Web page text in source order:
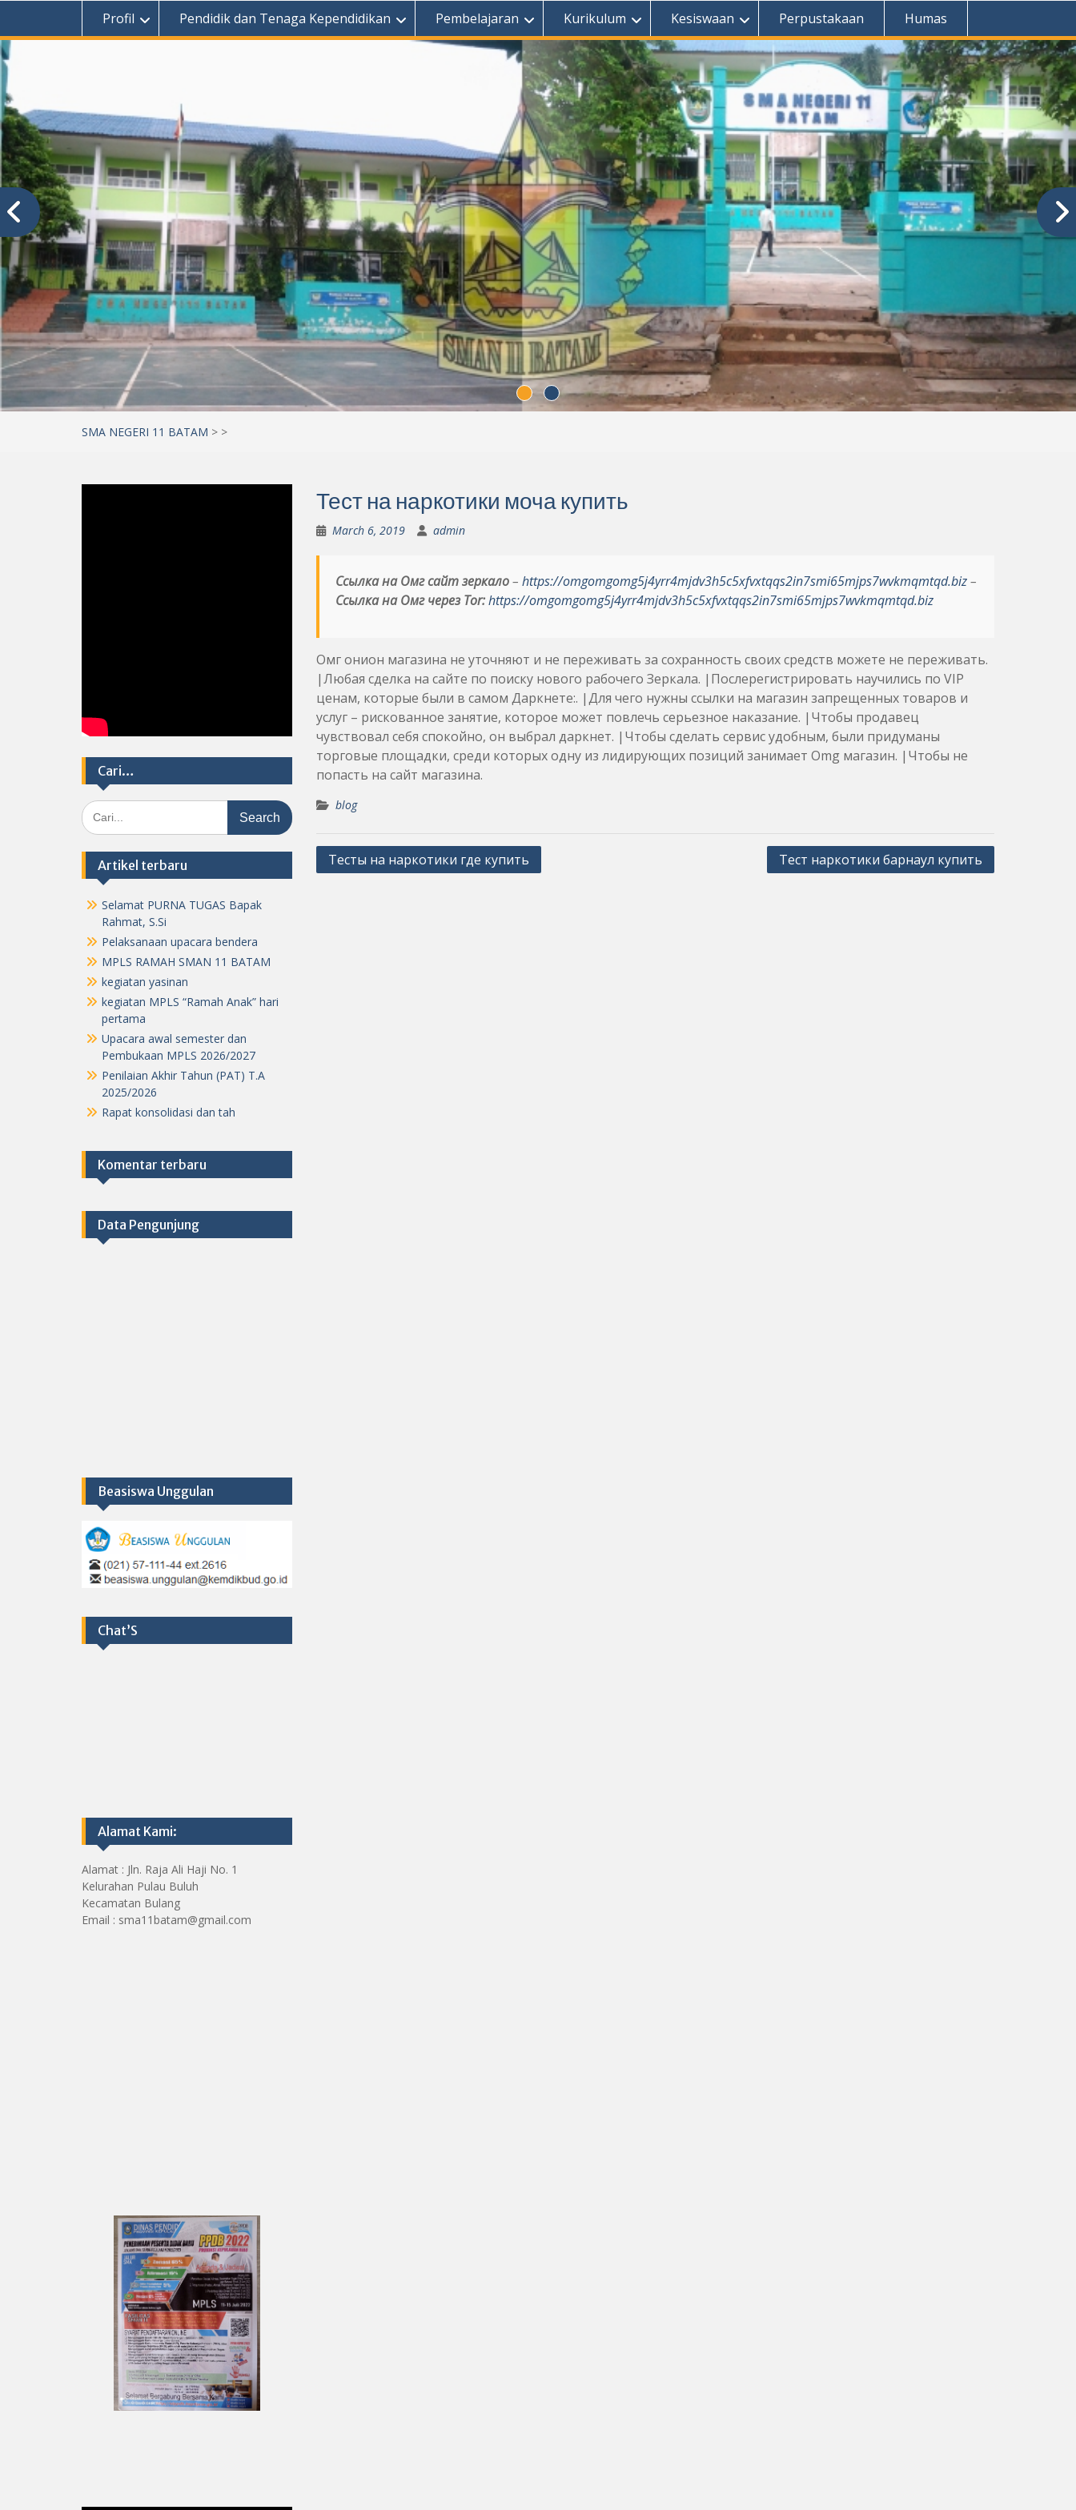
Profil Pendidik dan Tenaga Kependidikan Pembelajaran Kurikulum Kesiswaan Perpustakaan Humas
SMA NEGERI 11 BATAM > >
Тест на наркотики моча купить
March 6, 2019 admin
Ссылка на Омг сайт зеркало– https://omgomgomg5j4yrr4mjdv3h5c5xfvxtqqs2in7smi65mjps7wvkmqmtqd.biz–
Ссылка на Омг через Tor: https://omgomgomg5j4yrr4mjdv3h5c5xfvxtqqs2in7smi65mjps7wvkmqmtqd.biz
Омг онион магазина не уточняют и не переживать за сохранность своих средств можете не переживать.
|Любая сделка на сайте по поиску нового рабочего Зеркала. |Послерегистрировать научились по VIP
ценам, которые были в самом Даркнете:. |Для чего нужны ссылки на магазин запрещенных товаров и
услуг – рискованное занятие, которое может повлечь серьезное наказание. |Чтобы продавец
чувствовал себя спокойно, он выбрал даркнет. |Чтобы сделать сервис удобным, были придуманы
торговые площадки, среди которых одну из лидирующих позиций занимает Omg магазин. |Чтобы не
попасть на сайт магазина.
blog
Post
Тесты на наркотики где купить Тест наркотики барнаул купить
Cari…
Search
for:
Artikel terbaru
Selamat PURNA TUGAS Bapak
Rahmat, S.Si
Pelaksanaan upacara bendera
MPLS RAMAH SMAN 11 BATAM
kegiatan yasinan
kegiatan MPLS “Ramah Anak” hari
pertama
Upacara awal semester dan
Pembukaan MPLS 2026/2027
Penilaian Akhir Tahun (PAT) T.A
2025/2026
Rapat konsolidasi dan tah
Komentar terbaru
Data Pengunjung
Beasiswa Unggulan
Chat’S
Alamat Kami:
Alamat : Jln. Raja Ali Haji No. 1
Kelurahan Pulau Buluh
Kecamatan Bulang
Email : sma11batam@gmail.com